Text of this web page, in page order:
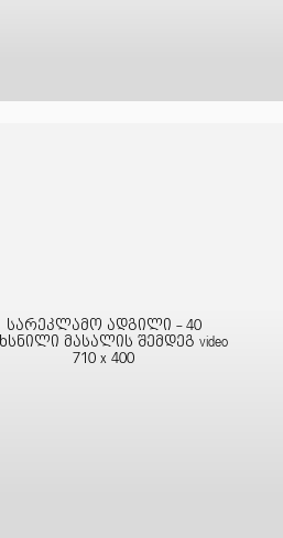
სარეკლამო ადგილი - 40
მასალის შემდეგ video
710 x 400